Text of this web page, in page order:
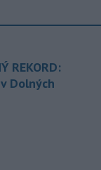
REKORD:
Dolných